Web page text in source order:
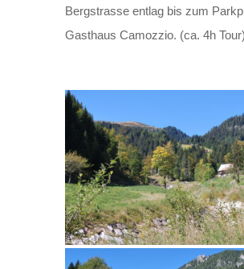
Bergstrasse entlag bis zum
Gasthaus Camozzio. (ca. 4h Tour)